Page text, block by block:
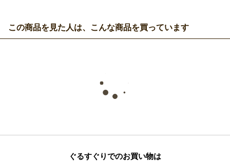
この商品を見た人は、こんな商品を買っています
ぐるすぐりでのお買い物は